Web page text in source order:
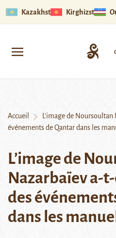
Kazakhstan Kirghizstan
Accueil
L’image de
événements de Qantar dans les
L’image de
Nazarbaïev a-
des
dans les